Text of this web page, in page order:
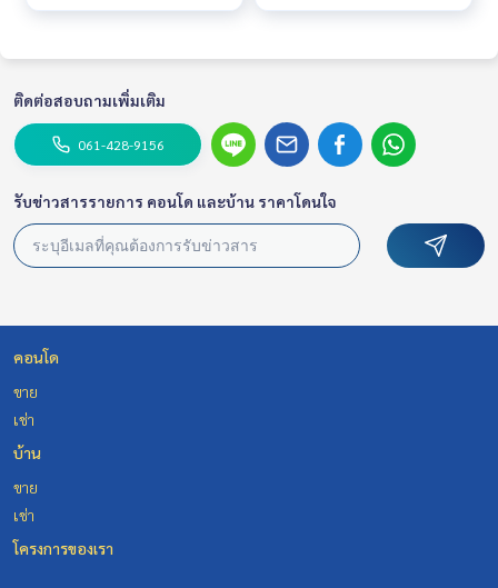
ติดต่อสอบถามเพิ่มเติม
061-428-9156
รับข่าวสารรายการ คอนโด และบ้าน ราคาโดนใจ
คอนโด
ขาย
เช่า
บ้าน
ขาย
เช่า
โครงการของเรา